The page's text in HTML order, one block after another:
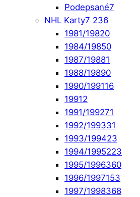
Podepsané7
NHL Karty7 236
1981/19820
1984/19850
1987/19881
1988/19890
1990/199116
19912
1991/199271
1992/199331
1993/199423
1994/1995223
1995/1996360
1996/1997153
1997/1998368